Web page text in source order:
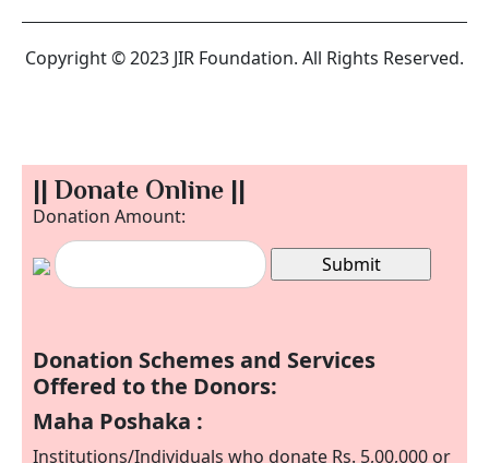
Copyright © 2023 JIR Foundation. All Rights Reserved.
|| Donate Online ||
Donation Amount:
Donation Schemes and Services
Offered to the Donors:
Maha Poshaka :
Institutions/Individuals who donate Rs. 5,00,000 or